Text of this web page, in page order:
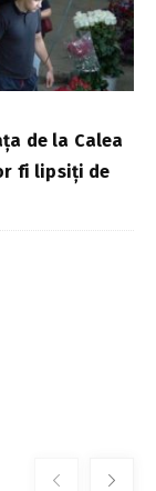
de la Calea
fi lipsiți de